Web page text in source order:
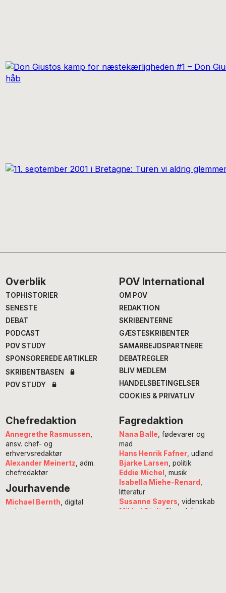
Footer
Overblik
TOPHISTORIER
SENESTE
DEBAT
PODCAST
POV STUDY
SPONSOREREDE ARTIKLER
SKRIBENTBASEN
POV STUDY
POV International
OM POV
REDAKTION
SKRIBENTERNE
GÆSTESKRIBENTER
SAMARBEJDSPARTNERE
DEBATREGLER
BLIV MEDLEM
HANDELSBETINGELSER
COOKIES & PRIVATLIV
Chefredaktion
Annegrethe Rasmussen
ansv. chef- og
erhvervsredaktør
Alexander Meinertz , adm.
chefredaktør
Jourhavende
Michael Bernth , digital
redaktør
Fagredaktion
Nana Balle , fødevarer og
mad
Hans Henrik Fafner, udland
Bjarke Larsen , politik
Eddie Michel
, musik
Isabella Miehe-Renard
litteratur
Susanne Sayers , videnskab
Mikkel Stolt
, filmredaktør